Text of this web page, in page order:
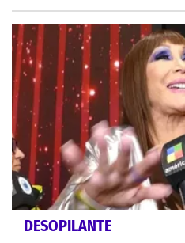
DESOPILANTE